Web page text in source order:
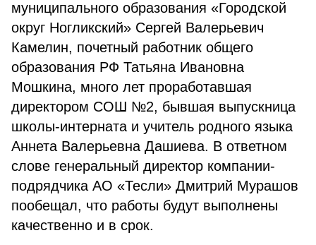
муниципального образования «Городской
округ Ногликский» Сергей Валерьевич
Камелин, почетный работник общего
образования РФ Татьяна Ивановна
Мошкина, много лет проработавшая
директором СОШ №2, бывшая выпускница
школы-интерната и учитель родного языка
Аннета Валерьевна Дашиева. В ответном
слове генеральный директор компании-
подрядчика АО «Тесли» Дмитрий Мурашов
пообещал, что работы будут выполнены
качественно и в срок.